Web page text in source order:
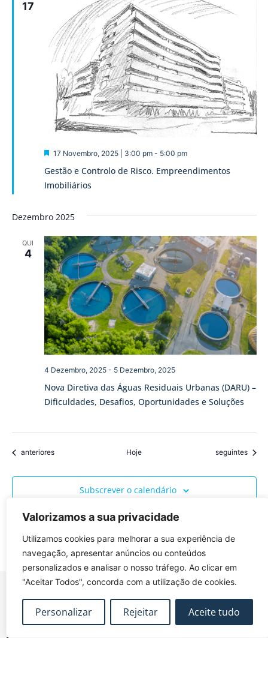
Valorizamos a sua privacidade
Utilizamos cookies para melhorar a sua experiência de
navegação, apresentar anúncios ou conteúdos
personalizados e analisar o nosso tráfego. Ao clicar em
"Aceitar Todos", concorda com a utilização de cookies.
Personalizar Rejeitar Aceite tudo
17
Gestão e Controlo de Risco. Empreendimentos
Imobiliários
Destaque
17 Novembro, 2025 | 3:00 pm- 5:00 pm
Dezembro 2025
QUI
4
Nova Diretiva das Águas Residuais Urbanas (DARU) –
Dificuldades, Desafios, Oportunidades e Soluções
4 Dezembro, 2025- 5 Dezembro, 2025
Eventos
anteriores Hoje Eventos
seguintes
Subscrever o calendário
FUNDEC – Associação para a Formação e o